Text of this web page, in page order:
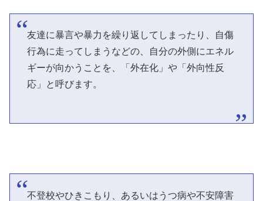
友達に暴言や暴力を繰り返してしまったり、自傷
行為に走ってしまうなどの、自分の外側にエネル
ギーが向かうことを、「外在化」や「外向性反
応」と呼びます。
不登校やひきこもり、あるいはうつ病や不安障害